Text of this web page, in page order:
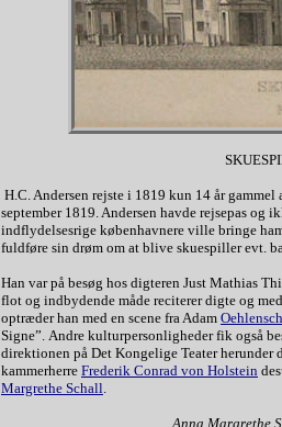
H.C. Andersen rejste i 1819 kun 14 år
september 1819. Andersen havde rejsepas og
indflydelsesrige københavnere ville bringe
fuldføre sin drøm om at blive skuespiller evt.
Han var på besøg hos digteren Just Mathias
flot og indbydende måde reciterer digte og
optræder han med en scene fra Adam
Signe”. Andre kulturpersonligheder fik også
direktionen på Det Kongelige Teater herunder
kammerherre Frederik Conrad von Holstein
Margrethe Schall.
Anna Margrethe